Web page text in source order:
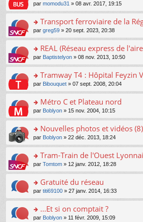
c
e
nt
pl
u
ré
c
e
nt
n
lu
le
pl
u
ré
c
e
nt
g
e
n
n
lu
le
pl
u
ré
c
e
nt
e
a
g
e
n
n
lu
le
pl
u
ré
c
e
nt
er
le
m
e
a
g
e
n
n
lu
le
pl
u
ré
c
e
nt
o
n
ult
er
le
m
e
a
g
e
n
n
lu
le
pl
u
ré
c
e
nt
par momodu31 » 08 avr. 2017, 19:15
o
n
ult
er
le
m
e
a
g
e
n
n
lu
le
pl
u
ré
c
e
nt
Transport ferroviaire de la
par greg59 » 20 sept. 2023, 20:38
o
n
ult
er
le
m
e
a
g
e
n
n
lu
le
pl
u
ré
c
REAL (Réseau express de
par Baptistelyon » 08 nov. 2013, 10:50
o
n
ult
er
le
m
e
a
g
e
n
n
lu
le
pl
Tramway T4 : Hôpital Feyzin
par Bibouquet » 07 sept. 2008, 20:04
o
n
ult
er
le
m
e
a
g
e
n
Métro C et Plateau nord
par Boblyon » 15 nov. 2004, 10:15
o
n
ult
er
le
m
e
a
g
Nouvelles photos et vidéos (8)
par Boblyon » 22 déc. 2013, 18:24
o
n
ult
er
le
m
e
Tram-Train de l'Ouest
par Tomtom » 12 janv. 2012, 18:28
o
n
ult
er
Gratuité du réseau
par titi69100 » 27 janv. 2014, 16:33
o
...Et si on comptait ?
par Boblyon » 11 févr. 2009, 15:09